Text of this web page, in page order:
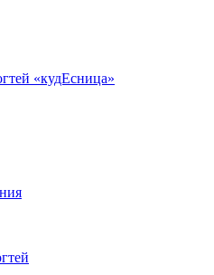
«кудЕсница»